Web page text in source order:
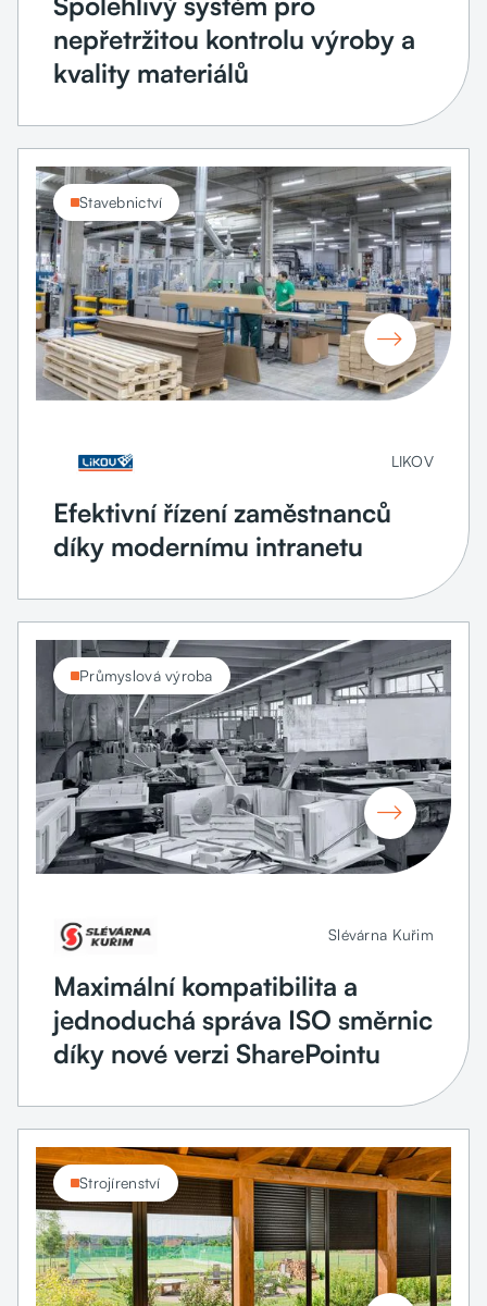
nepřetržitou kontrolu výroby a
kvality materiálů
Stavebnictví

LIKOV
Efektivní řízení zaměstnanců
díky modernímu intranetu
Průmyslová výroba

Slévárna Kuřim
Maximální kompatibilita a
jednoduchá správa ISO směrnic
díky nové verzi SharePointu
Strojírenství